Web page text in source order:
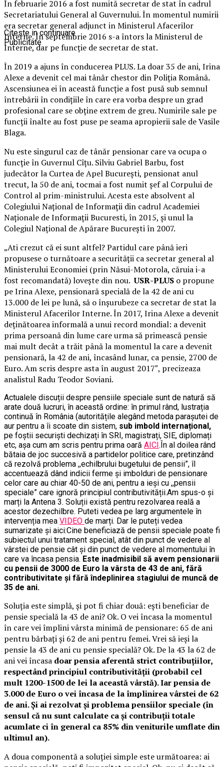
În februarie 2016 a fost numită secretar de stat în cadrul
Secretariatului General al Guvernului. În momentul numirii
era secretar general adjunct in Ministerul Afacerilor
Interne. În septembrie 2016 s-a întors la Ministerul de
Interne, dar pe funcție de secretar de stat.
În 2019 a ajuns în conducerea PLUS. La doar 35 de ani, Irina
Alexe a devenit cel mai tânăr chestor din Poliția Română.
Ascensiunea ei în această funcție a fost pusă sub semnul
întrebării în condițiile în care era vorba despre un grad
profesional care se obține extrem de greu. Numirile sale pe
funcții înalte au fost puse pe seama apropierii sale de Vasile
Blaga.
Nu este singurul caz de tânăr pensionar care va ocupa o
funcție în Guvernul Cîțu. Silviu Gabriel Barbu, fost
judecător la Curtea de Apel București, pensionat anul
trecut, la 50 de ani, tocmai a fost numit șef al Corpului de
Control al prim-ministrului. Acesta este absolvent al
Colegiului Național de Informații din cadrul Academiei
Naționale de Informații Bucuresti, în 2015, și unul la
Colegiul Naţional de Apărare Bucureşti în 2007.
„Ati crezut că ei sunt altfel? Partidul care până ieri
propusese o turnătoare a securității ca secretar general al
Ministerului Economiei (prin Năsui-Motorola, căruia i-a
fost recomandată) lovește din nou.USR-PLUS o propune
pe Irina Alexe, pensionară specială de la 42 de ani cu
13.000 de lei pe lună, să o înșurubeze ca secretar de stat la
Ministerul Afacerilor Interne. În 2017, Irina Alexe a devenit
deținătoarea informală a unui record mondial: a devenit
prima persoană din lume care urma să primească pensie
mai mult decât a trăit până la momentul la care a devenit
pensionară, la 42 de ani, încasând lunar, ca pensie, 2700 de
Euro. Am scris despre asta în august 2017″, precizeaza
analistul Radu Teodor Soviani.
Actualele discuții despre pensiile speciale sunt de natură să
arate două lucruri, în această ordine: în primul rând, lustrația
continuă în România (autoritățile alegând metoda parașutei de
aur pentru a îi scoate din sistem, sub imbold internațional,
pe foștii securiști dechizați în SRI, magistrați, SIE, diplomați
etc, așa cum am scris pentru prima oară AICI.În al doilea rând
bătaia de joc succesivă a partidelor politice care, pretinzând
că rezolvă problema ,,echilbrului bugetului de pensii”, îl
accentuează dând indicii ferme și imbolduri de pensionare
celor care au chiar 40-50 de ani, pentru a ieși cu ,,pensii
speciale” care ignoră principiul contributivității.Am spus-o și
marți la Antena 3. Soluții există pentru rezolvarea reală a
acestor dezechilbre. Puteti vedea pe larg argumentele în
intervenția mea VIDEO de marți. Dar le puteți vedea
sumarizate și aici:Cine beneficiază de pensii speciale poate fi
subiectul unui tratament special, atât din punct de vedere al
vârstei de pensie cât și din punct de vedere al momentului în
care va încasa pensia. Este inadmisibil să avem pensionarii
cu pensii de 3000 de Euro la vârsta de 43 de ani, fără
contributivitate și fără îndeplinirea stagiului de muncă de
35 de ani.
Soluția este simplă, și pot fi chiar două: ești beneficiar de
pensie specială la 43 de ani? Ok. O vei încasa la momentul
în care vei împlini vârsta minimă de pensionare: 65 de ani
pentru bărbați și 62 de ani pentru femei. Vrei să ieși la
pensie la 43 de ani cu pensie specială? Ok. De la 43 la 62 de
ani vei încasa doar pensia aferentă strict contribuțiilor,
respectând principiul contributivității (probabil cel
mult 1200-1500 de lei la această vârstă). Iar pensia de
3.000 de Euro o vei încasa de la împlinirea vârstei de 62
de ani. Și ai rezolvat și problema pensiilor speciale (în
sensul că nu sunt calculate ca și contribuții totale
acumlate ci în general ca 85% din veniturile umflate din
ultimul an).
A doua componentă a soluției simple este următoarea: ai
Citeste in continuare
Publicitate